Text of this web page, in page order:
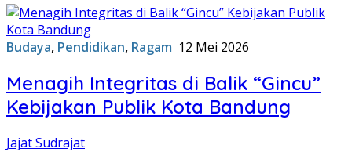
Budaya, Pendidikan, Ragam 12 Mei 2026
Menagih Integritas di Balik “Gincu”
Kebijakan Publik Kota Bandung
Jajat Sudrajat